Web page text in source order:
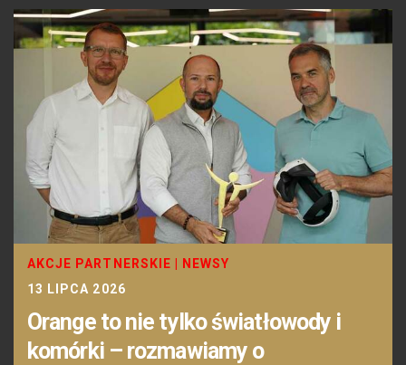
AKCJE PARTNERSKIE
NEWSY
13 LIPCA 2026
Orange to nie tylko światłowody i
komórki – rozmawiamy o